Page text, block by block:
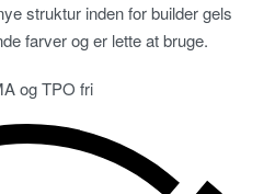
struktur inden for builder gels
farver og er lette at bruge.
og TPO fri